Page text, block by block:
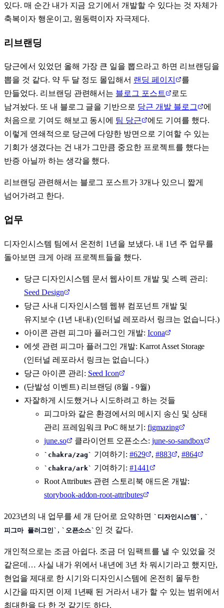
있다. 매 순간 내가 지금 요기에서 개발할 수 있다는 것 자체가
축복이자 행운이고, 원동력이자 자극제다.
리브랜딩
당근에서 있었던 올해 가장 큰 일을 뽑으라고 하면 리브랜딩을
뽑을 것 같다. 약 두 달 정도 몰입해서 랜딩 페이지
를
만들었다. 리브랜딩 관련해서는 블로그 포스트
로도
남겨놨다. 또 내 블로그 글을 기반으로 당근 개발 블로그
에
처음으로 기여도 해보고 동시에 팀 당근
에도 기여를 했다.
이렇게 연쇄적으로 당근에 다양한 방면으로 기여할 수 있는
기회가 생겼다는 건 내가 그만큼 중요한 프로젝트를 했다는
반증 아닐까 하는 생각을 했다.
리브랜딩 관련해서는 블로그 포스트가 3개나 있으니 짧게
넘어가려고 한다.
업무
디자인시스템 팀에서 온전히 1년을 보냈다. 내 1년 주 업무를
돌아보면 크게 아래 프로젝트들을 했다.
당근 디자인시스템 문서 웹사이트 개발 및 스펙 관리:
Seed Design
당근 사내 디자인시스템 웹뷰 컴포넌트 개발 및
유지보수 (1년 내내) (인터널 레포라서 링크는 없습니다.)
아이콘 관련 피그마 플러그인 개발:Icona
에셋 관련 피그마 플러그인 개발: Karrot Asset Storage
(인터널 레포라서 링크는 없습니다.)
당근 아이콘 관리: Seed Icon
(단발성 이벤트) 리브랜딩 (8월 - 9월)
자잘하게 시도했거나 시도하려고 하는 것들
피그마와 같은 환경에서의 메시지 송신 및 상태
관리 프레임워크 PoC 해보기:figmazing
june.so
클라이언트 오픈소스:june-so-sandbox
chakra/zag 기여하기:#629 ,#883 , #864
chakra/ark 기여하기:#1441
Root Attributes 관련 스토리북 애드온 개발:
storybook-addon-root-attributes
2023년의 내 업무를 세 개 단어로 요약하면 디자인시스템 ,
피그마 플러그인 , 오픈소스 인 것 같다.
개인적으로는 조금 아쉽다. 조금 더 임팩트를 낼 수 있었을 것
같은데… 사실 내가 위에서 내년에 3년 차 뭐시기라고 했지만,
현업을 제대로 한 시기와 디자인시스템에 온전히 몰두한
시간을 따지면 이제 1년째 된 거라서 내가 할 수 있는 범위에서
최대한을 다 한 것 같기도 하다.